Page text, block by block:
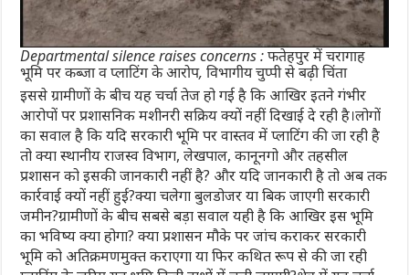
Departmental silence raises concerns : फतेहपुर में चरागाह
भूमि पर कब्जा व प्लाटिंग के आरोप, विभागीय चुप्पी से बढ़ी चिंता
इससे ग्रामीणों के बीच यह चर्चा तेज हो गई है कि आखिर इतने गंभीर
आरोपों पर प्रशासनिक मशीनरी सक्रिय क्यों नहीं दिखाई दे रही है।लोगों
का सवाल है कि यदि सरकारी भूमि पर वास्तव में प्लाटिंग की जा रही है
तो क्या स्थानीय राजस्व विभाग, लेखपाल, कानूनगो और तहसील
प्रशासन को इसकी जानकारी नहीं है? और यदि जानकारी है तो अब तक
कार्रवाई क्यों नहीं हुई?क्या चलेगा बुलडोजर या बिक जाएगी सरकारी
जमीन?ग्रामीणों के बीच सबसे बड़ा सवाल यही है कि आखिर इस भूमि
का भविष्य क्या होगा? क्या प्रशासन मौके पर जांच कराकर सरकारी
भूमि को अतिक्रमणमुक्त कराएगा या फिर कथित रूप से की जा रही